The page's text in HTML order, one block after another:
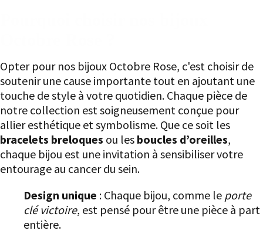
Opter pour nos bijoux Octobre Rose, c'est choisir de
soutenir une cause importante tout en ajoutant une
touche de style à votre quotidien. Chaque pièce de
notre collection est soigneusement conçue pour
allier esthétique et symbolisme. Que ce soit les
bracelets breloques ou les boucles d’oreilles,
chaque bijou est une invitation à sensibiliser votre
entourage au cancer du sein.
Design unique : Chaque bijou, comme le porte
clé victoire, est pensé pour être une pièce à part
entière.